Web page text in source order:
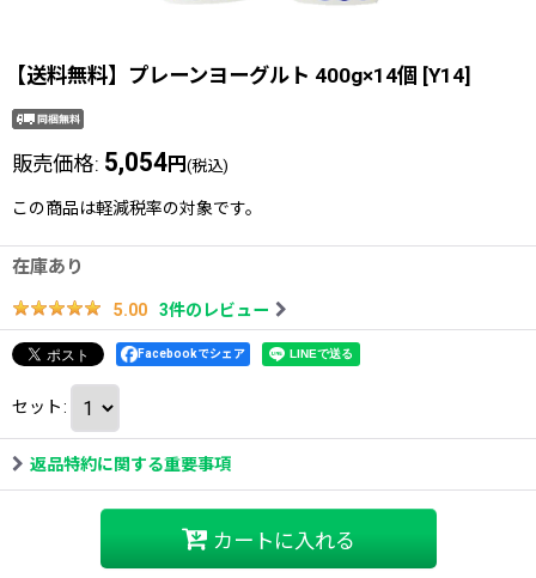
【送料無料】プレーンヨーグルト 400g×14個 [Y14]
販売価格: 5,054円 (税込)
この商品は軽減税率の対象です。
在庫あり
5.00 3件のレビュー
Facebookでシェア
セット:
返品特約に関する重要事項
カートに入れる